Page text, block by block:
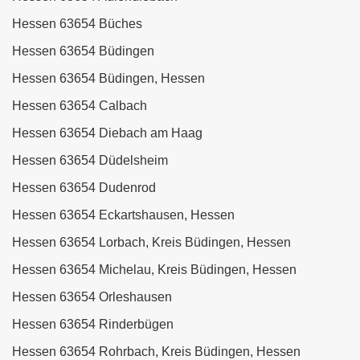
Hessen 63654 Büches
Hessen 63654 Büdingen
Hessen 63654 Büdingen, Hessen
Hessen 63654 Calbach
Hessen 63654 Diebach am Haag
Hessen 63654 Düdelsheim
Hessen 63654 Dudenrod
Hessen 63654 Eckartshausen, Hessen
Hessen 63654 Lorbach, Kreis Büdingen, Hessen
Hessen 63654 Michelau, Kreis Büdingen, Hessen
Hessen 63654 Orleshausen
Hessen 63654 Rinderbügen
Hessen 63654 Rohrbach, Kreis Büdingen, Hessen